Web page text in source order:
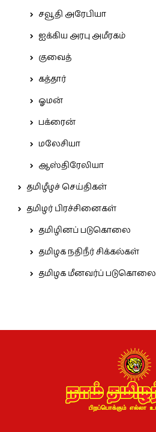
சவூதி அரேபியா
ஐக்கிய அரபு அமீரகம்
குவைத்
கத்தார்
ஓமன்
பக்ரைன்
மலேசியா
ஆஸ்திரேலியா
தமிழீழச் செய்திகள்
தமிழர் பிரச்சினைகள்
தமிழினப் படுகொலை
தமிழக நதிநீர் சிக்கல்கள்
தமிழக மீனவர்ப் படுகொலை